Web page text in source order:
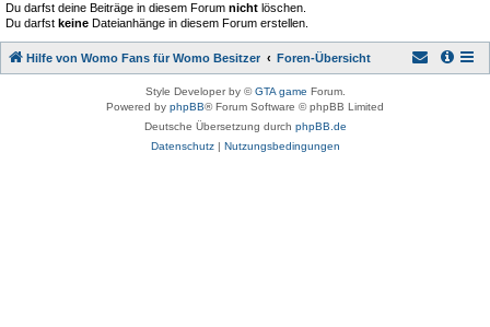
Du darfst deine Beiträge in diesem Forum nicht löschen.
Du darfst keine Dateianhänge in diesem Forum erstellen.
Hilfe von Womo Fans für Womo Besitzer Foren-Übersicht
Style Developer by ©GTA game Forum.
Powered by phpBB® Forum Software © phpBB Limited
Deutsche Übersetzung durch phpBB.de
Datenschutz| Nutzungsbedingungen